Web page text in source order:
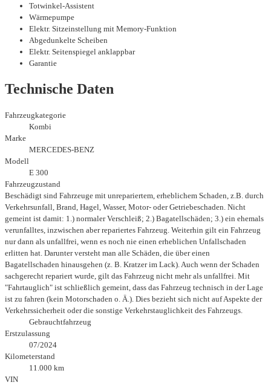
Totwinkel-Assistent
Wärmepumpe
Elektr. Sitzeinstellung mit Memory-Funktion
Abgedunkelte Scheiben
Elektr. Seitenspiegel anklappbar
Garantie
Technische Daten
Fahrzeugkategorie
Kombi
Marke
MERCEDES-BENZ
Modell
E 300
Fahrzeugzustand
Beschädigt sind Fahrzeuge mit unrepariertem, erheblichem Schaden, z.B. durch
Verkehrsunfall, Brand, Hagel, Wasser, Motor- oder Getriebeschaden. Nicht
gemeint ist damit: 1.) normaler Verschleiß; 2.) Bagatellschäden; 3.) ein ehemals
verunfalltes, inzwischen aber repariertes Fahrzeug. Weiterhin gilt ein Fahrzeug
nur dann als unfallfrei, wenn es noch nie einen erheblichen Unfallschaden
erlitten hat. Darunter versteht man alle Schäden, die über einen
Bagatellschaden hinausgehen (z. B. Kratzer im Lack). Auch wenn der Schaden
sachgerecht repariert wurde, gilt das Fahrzeug nicht mehr als unfallfrei. Mit
"Fahrtauglich" ist schließlich gemeint, dass das Fahrzeug technisch in der Lage
ist zu fahren (kein Motorschaden o. Ä.). Dies bezieht sich nicht auf Aspekte der
Verkehrssicherheit oder die sonstige Verkehrstauglichkeit des Fahrzeugs.
Gebrauchtfahrzeug
Erstzulassung
07/2024
Kilometerstand
11.000 km
VIN